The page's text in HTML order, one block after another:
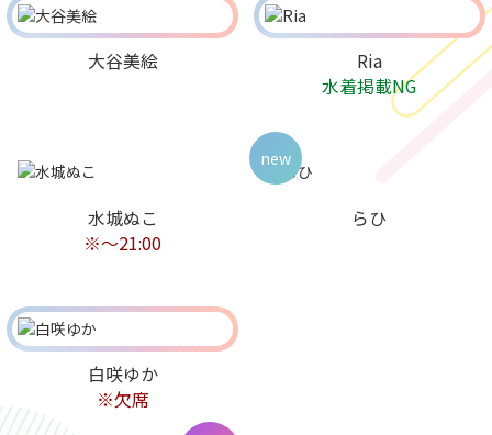
大谷美絵
Ria
水着掲載NG
水城ぬこ
※～21:00
らひ
new
白咲ゆか
※欠席